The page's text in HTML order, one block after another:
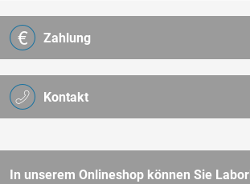
Kontakt
Zahlung
In unserem Onlineshop können Sie